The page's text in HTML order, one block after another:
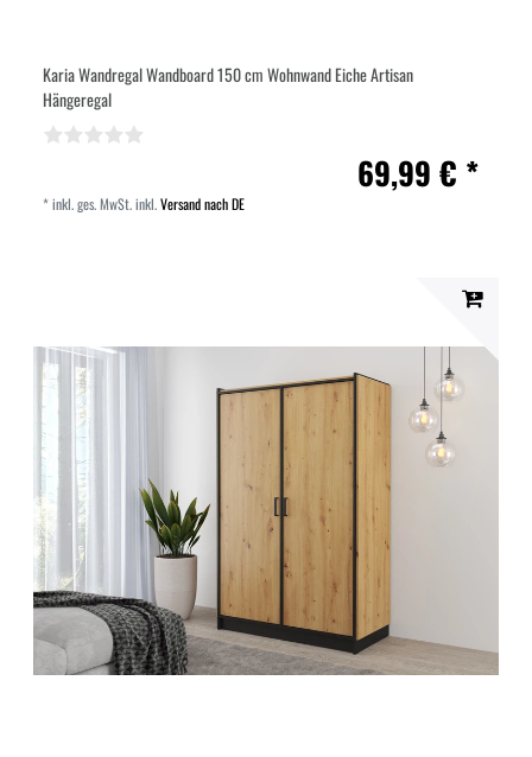
Karia Wandregal Wandboard 150 cm Wohnwand Eiche Artisan
Hängeregal
69,99 € *
*inkl. ges. MwSt.inkl.Versand nach DE